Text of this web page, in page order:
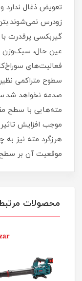
تعویض ذغال ندارد
گیربکسی پرقدرت
عین حال،
فعالیت‌‌های
سطوح متراکمی
مته‌‌هایی با سطح
موجب افزایش
هرزگرد مته نیز به
موقعیت آن بر
محصولات